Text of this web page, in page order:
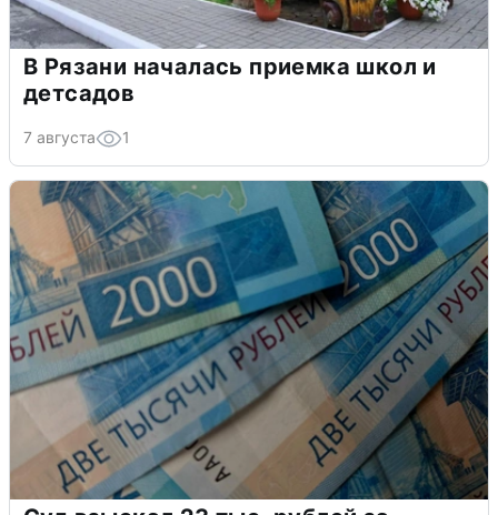
В Рязани началась приемка школ и
детсадов
7 августа 1